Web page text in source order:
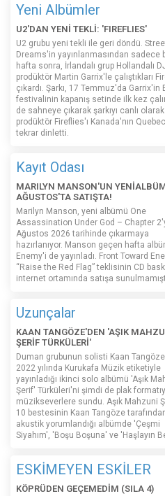
Yeni Albümler
U2'DAN YENİ TEKLİ: 'FIREFLIES'
U2 grubu yeni tekli ile geri döndü.
Dreams'in yayınlanmasından sadece
hafta sonra, İrlandalı grup Hollandalı
prodüktör Martin Garrix'le çalıştıkları
çıkardı. Şarkı, 17 Temmuz'da
festivalinin kapanış setinde ilk kez
de sahneye çıkarak şarkıyı canlı
prodüktör Fireflies'ı Kanada'nın
tekrar dinletti.
Kayıt Odası
MARILYN MANSON'UN
AĞUSTOS'TA SATIŞTA!
Marilyn Manson, yeni albümü One
Assassination Under God – Chapter
Ağustos 2026 tarihinde çıkarmaya
hazırlanıyor. Manson geçen hafta
Enemy'i de yayınladı. Front Toward
“Raise the Red Flag” teklisinin CD
internet ortamında satışa
Uzunçalar
KAAN TANGÖZE'DEN 'AŞIK
ŞERİF TÜRKÜLERİ'
Duman grubunun solisti Kaan
2022 yılında Kurukafa Müzik etiketiyle
yayınladığı ikinci solo albümü 'Aşık
Şerif' Türküleri'ni şimdi de plak
müzikseverlere sundu. Aşık Mahzuni
10 bestesinin Kaan Tangöze
akustik yorumlandığı albümde 'Çeşmi
Siyahım', 'Boşu Boşuna' ve 'Haşlayın
ESKİMEYEN ESKİLER
KÖPRÜDEN GEÇEMEDİM (SILA 4)